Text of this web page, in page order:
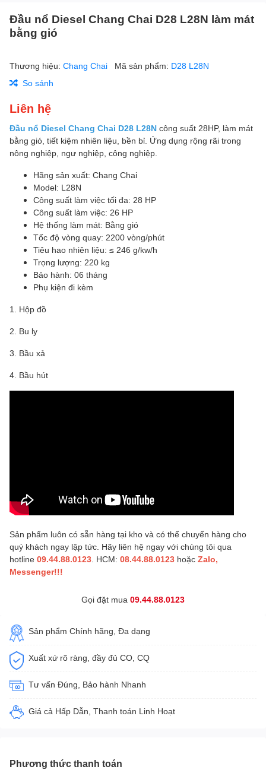
Đầu nổ Diesel Chang Chai D28 L28N làm mát
bằng gió
Thương hiệu: Chang Chai Mã sản phẩm: D28 L28N
So sánh
Liên hệ
Đầu nổ Diesel Chang Chai D28 L28N công suất 28HP, làm mát
bằng gió, tiết kiệm nhiên liệu, bền bỉ. Ứng dụng rộng rãi trong
nông nghiệp, ngư nghiệp, công nghiệp.
Hãng sản xuất: Chang Chai
Model: L28N
Công suất làm việc tối đa: 28 HP
Công suất làm việc: 26 HP
Hệ thống làm mát: Bằng gió
Tốc độ vòng quay: 2200 vòng/phút
Tiêu hao nhiên liệu: ≤ 246 g/kw/h
Trọng lượng: 220 kg
Bảo hành: 06 tháng
Phụ kiện đi kèm
1. Hộp đồ
2. Bu ly
3. Bầu xả
4. Bầu hút
Sản phẩm luôn có sẵn hàng tại kho và có thể chuyển hàng cho
quý khách ngay lập tức. Hãy liên hệ ngay với chúng tôi qua
hotline 09.44.88.0123 . HCM: 08.44.88.0123 hoặc Zalo,
Messenger!!!
Gọi đặt mua 09.44.88.0123
Sản phẩm Chính hãng, Đa dạng
Xuất xứ rõ ràng, đầy đủ CO, CQ
Tư vấn Đúng, Bảo hành Nhanh
Giá cả Hấp Dẫn, Thanh toán Linh Hoạt
Phương thức thanh toán